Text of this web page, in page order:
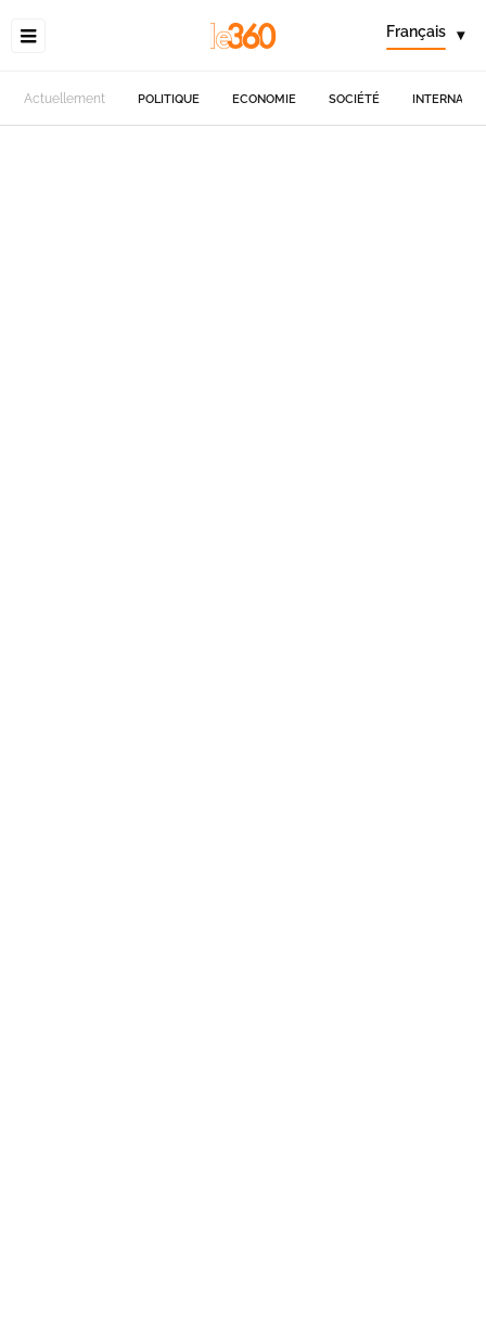
Français ▾
Actuellement POLITIQUE ECONOMIE SOCIÉTÉ